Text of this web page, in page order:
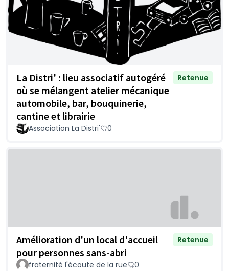
La Distri' : lieu associatif autogéré
où se mélangent atelier mécanique
automobile, bar, bouquinerie,
cantine et librairie
Retenue
Association La Distri' 0
Amélioration d'un local d'accueil
pour personnes sans-abri
Retenue
fraternité l'écoute de la rue 0